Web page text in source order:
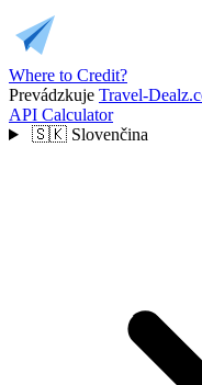
Where to Credit?
Prevádzkuje Travel-
API Calculator
🇸🇰 Slovenčina